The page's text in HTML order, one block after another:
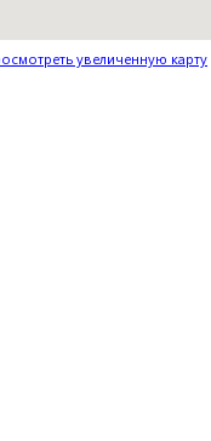
увеличенную карту